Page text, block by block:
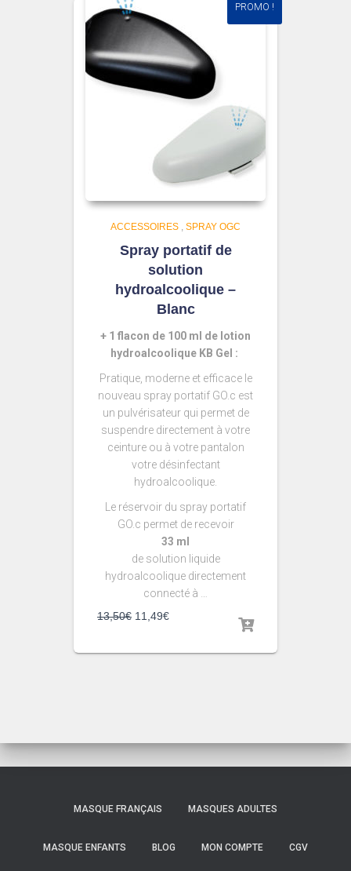
PROMO !
ACCESSOIRES , SPRAY OGC
Spray portatif de
solution
hydroalcoolique –
Blanc
+ 1 flacon de 100 ml de lotion
hydroalcoolique KB Gel :
Pratique, moderne et efficace le
nouveau spray portatif GO.c est
un pulvérisateur qui permet de
suspendre directement à votre
ceinture ou à votre pantalon
votre désinfectant
hydroalcoolique.
Le réservoir du spray portatif
GO.c permet de recevoir
33 ml
de solution liquide
hydroalcoolique directement
connecté à …
13,50€ 11,49€
MASQUE FRANÇAIS MASQUES ADULTES
MASQUE ENFANTS BLOG MON COMPTE CGV